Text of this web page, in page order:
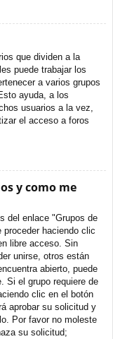
que dividen a la
puede trabajar los
a varios grupos
ayuda, a los
usuarios a la vez,
el acceso a foros
y como me
del enlace "Grupos de
proceder haciendo clic
libre acceso. Sin
unirse, otros están
abierto, puede
Si el grupo requiere de
clic en el botón
aprobar su solicitud y
Por favor no moleste
su solicitud;